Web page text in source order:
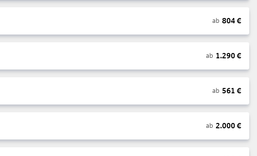
ab 804€
ab 1.290€
ab 561 €
ab 2.000€